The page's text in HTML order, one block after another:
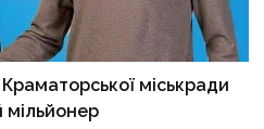
міськради
мільйонер